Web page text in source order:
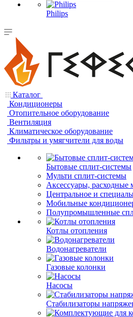
Philips
Каталог
Кондиционеры
Отопительное оборудование
Вентиляция
Климатическое оборудование
Фильтры и умягчители для воды
Бытовые сплит-системы
Мульти сплит-системы
Аксессуары, расходные
Центральное и
Мобильные
Полупромышленные
Котлы отопления
Водонагреватели
Газовые колонки
Насосы
Стабилизаторы